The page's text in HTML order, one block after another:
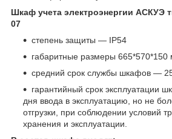
Шкаф учета электроэнергии АСКУЭ
07
степень защиты — IP54
габаритные размеры 665*570*150
средний срок службы шкафов —
гарантийный срок эксплуатации
дня ввода в эксплуатацию, но не
отгрузки, при соблюдении условий
хранения и эксплуатации.